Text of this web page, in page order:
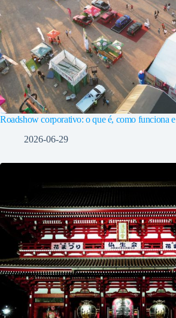
Roadshow corporativo: o que é, como funciona
2026-06-29